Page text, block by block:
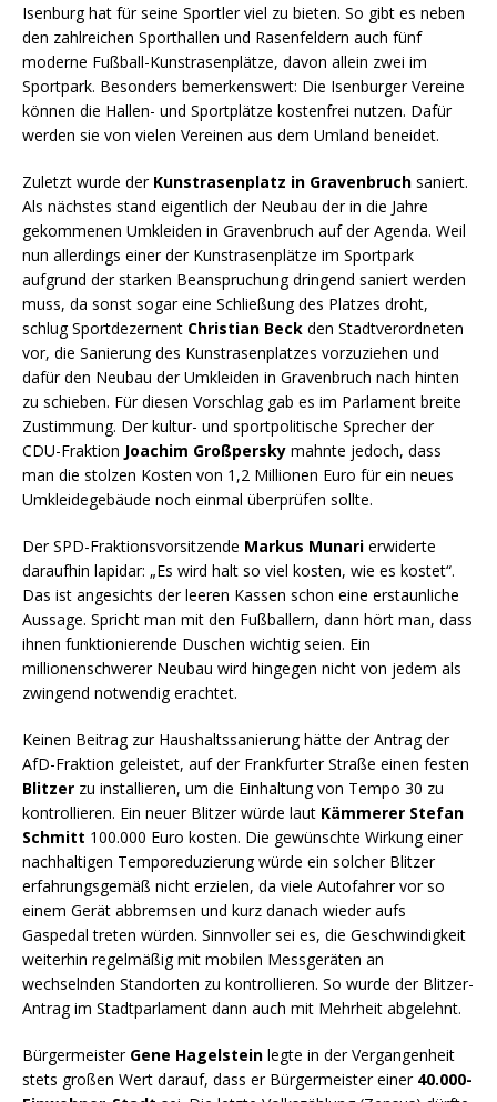
Isenburg hat für seine Sportler viel zu bieten. So gibt es neben
den zahlreichen Sporthallen und Rasenfeldern auch fünf
moderne Fußball-Kunstrasenplätze, davon allein zwei im
Sportpark. Besonders bemerkenswert: Die Isenburger Vereine
können die Hallen- und Sportplätze kostenfrei nutzen. Dafür
werden sie von vielen Vereinen aus dem Umland beneidet.
Zuletzt wurde der Kunstrasenplatz in Gravenbruch saniert.
Als nächstes stand eigentlich der Neubau der in die Jahre
gekommenen Umkleiden in Gravenbruch auf der Agenda. Weil
nun allerdings einer der Kunstrasenplätze im Sportpark
aufgrund der starken Beanspruchung dringend saniert werden
muss, da sonst sogar eine Schließung des Platzes droht,
schlug Sportdezernent Christian Beck den Stadtverordneten
vor, die Sanierung des Kunstrasenplatzes vorzuziehen und
dafür den Neubau der Umkleiden in Gravenbruch nach hinten
zu schieben. Für diesen Vorschlag gab es im Parlament breite
Zustimmung. Der kultur- und sportpolitische Sprecher der
CDU-Fraktion Joachim Großpersky mahnte jedoch, dass
man die stolzen Kosten von 1,2 Millionen Euro für ein neues
Umkleidegebäude noch einmal überprüfen sollte.
Der SPD-Fraktionsvorsitzende Markus Munari erwiderte
daraufhin lapidar: „Es wird halt so viel kosten, wie es kostet“.
Das ist angesichts der leeren Kassen schon eine erstaunliche
Aussage. Spricht man mit den Fußballern, dann hört man, dass
ihnen funktionierende Duschen wichtig seien. Ein
millionenschwerer Neubau wird hingegen nicht von jedem als
zwingend notwendig erachtet.
Keinen Beitrag zur Haushaltssanierung hätte der Antrag der
AfD-Fraktion geleistet, auf der Frankfurter Straße einen festen
Blitzer zu installieren, um die Einhaltung von Tempo 30 zu
kontrollieren. Ein neuer Blitzer würde laut Kämmerer Stefan
Schmitt 100.000 Euro kosten. Die gewünschte Wirkung einer
nachhaltigen Temporeduzierung würde ein solcher Blitzer
erfahrungsgemäß nicht erzielen, da viele Autofahrer vor so
einem Gerät abbremsen und kurz danach wieder aufs
Gaspedal treten würden. Sinnvoller sei es, die Geschwindigkeit
weiterhin regelmäßig mit mobilen Messgeräten an
wechselnden Standorten zu kontrollieren. So wurde der Blitzer-
Antrag im Stadtparlament dann auch mit Mehrheit abgelehnt.
BürgermeisterGene Hagelstein legte in der Vergangenheit
stets großen Wert darauf, dass er Bürgermeister einer 40.000-